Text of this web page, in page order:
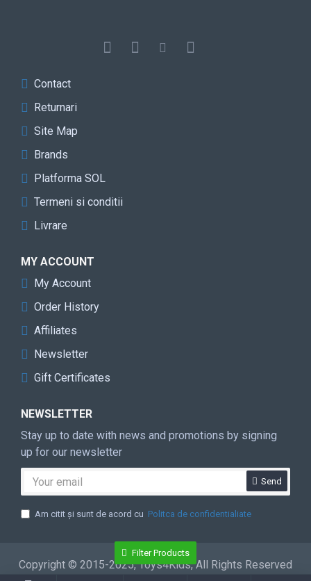
Contact
Returnari
Site Map
Brands
Platforma SOL
Termeni si conditii
Livrare
MY ACCOUNT
My Account
Order History
Affiliates
Newsletter
Gift Certificates
NEWSLETTER
Stay up to date with news and promotions by signing
up for our newsletter
Send
Am citit şi sunt de acord cu Politca de confidentialiate
Copyright © 2015-2025, Toys4Kids, All Rights Reserved
Filter Products